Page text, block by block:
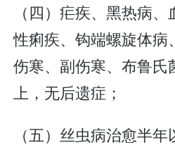
（四）疟疾、黑热病
性痢疾、钩端螺旋体病
伤寒、副伤寒、布鲁氏
上，无后遗症；
（五）丝虫病治愈半年